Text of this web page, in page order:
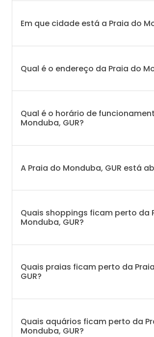
Em que cidade está a Praia do
Qual é o endereço da Praia do
Qual é o horário de
Monduba, GUR?
A Praia do Monduba, GUR está
Quais shoppings ficam perto da
Monduba, GUR?
Quais praias ficam perto da
GUR?
Quais aquários ficam perto da
Monduba, GUR?